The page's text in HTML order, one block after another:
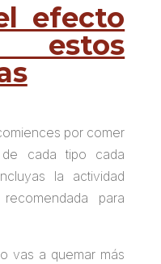
efecto
por comer
cada tipo cada
la actividad
para
vas a quemar más